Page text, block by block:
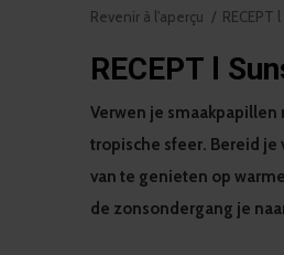
Revenir à l'aperçu RECEPT
RECEPT l
Verwen je
tropische sfeer. Bereid je
van te genieten op
de zonsondergang je